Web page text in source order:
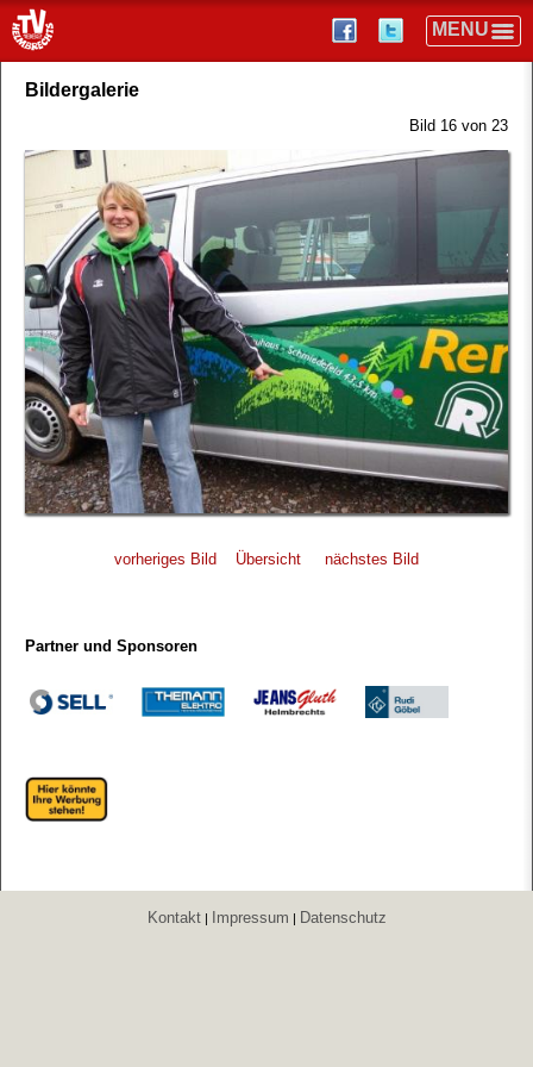
Bildergalerie
Bild 16 von 23
vorheriges Bild Übersicht nächstes Bild
Partner und Sponsoren
Kontakt| Impressum | Datenschutz